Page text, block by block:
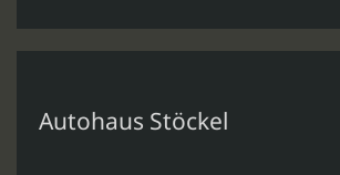
Autohaus Stöckel